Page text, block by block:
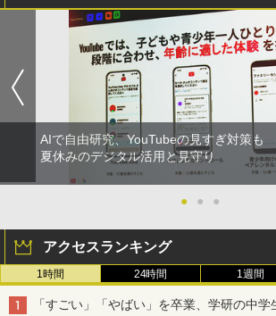
AIで自由研究、YouTubeの見すぎ対策も
夏休みのデジタル活用と見守り
● ● ●
アクセスランキング
1時間 24時間 1週間
「すごい」「やばい」を卒業、学研の中